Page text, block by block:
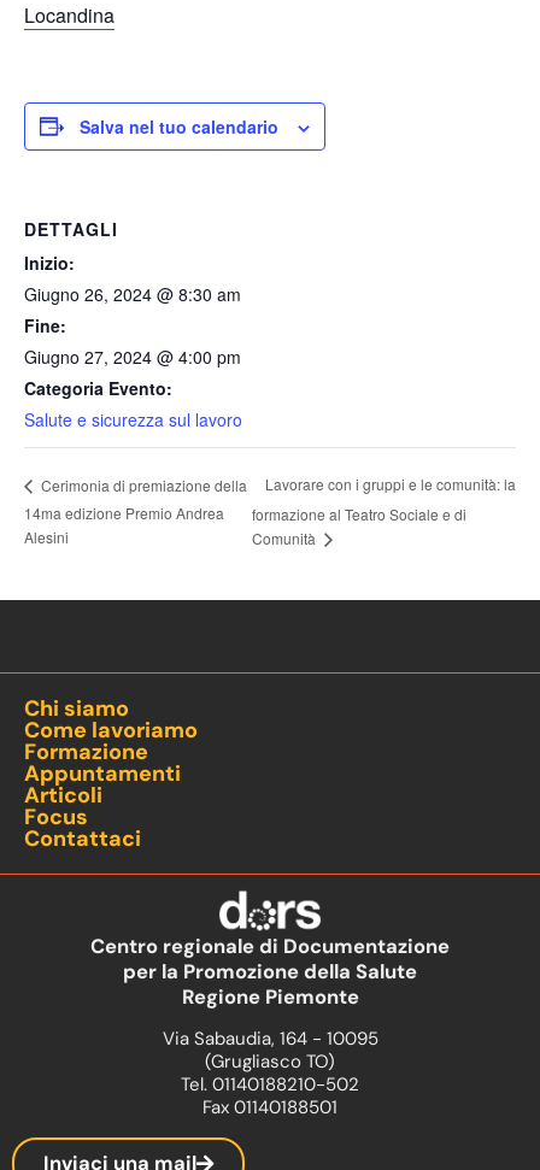
Locandina
Salva nel tuo calendario
DETTAGLI
Inizio:
Giugno 26, 2024 @ 8:30 am
Fine:
Giugno 27, 2024 @ 4:00 pm
Categoria Evento:
Salute e sicurezza sul lavoro
Cerimonia di premiazione della
14ma edizione Premio Andrea
Alesini
Lavorare con i gruppi e le comunità: la
formazione al Teatro Sociale e di
Comunità
Chi siamo
Come lavoriamo
Formazione
Appuntamenti
Articoli
Focus
Contattaci
Centro regionale di Documentazione
per la Promozione della Salute
Regione Piemonte
Via Sabaudia, 164 - 10095
(Grugliasco TO)
Tel. 01140188210-502
Fax 01140188501
Inviaci una mail